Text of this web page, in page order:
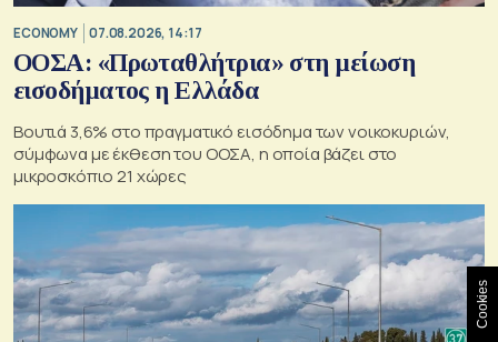
ECONOMY 07.08.2026, 14:17
ΟΟΣΑ: «Πρωταθλήτρια» στη μείωση
εισοδήματος η Ελλάδα
Βουτιά 3,6% στο πραγματικό εισόδημα των νοικοκυριών,
σύμφωνα με έκθεση του ΟΟΣΑ, η οποία βάζει στο
μικροσκόπιο 21 χώρες
Cookies